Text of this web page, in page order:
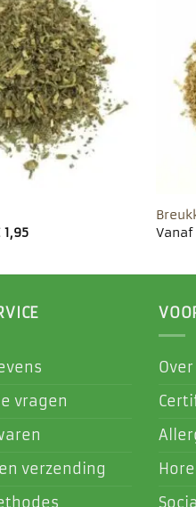
Toevoegen
aan
favorieten
1,95
vragen
verzending